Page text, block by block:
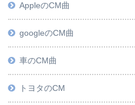
AppleのCM曲
googleのCM曲
車のCM曲
トヨタのCM